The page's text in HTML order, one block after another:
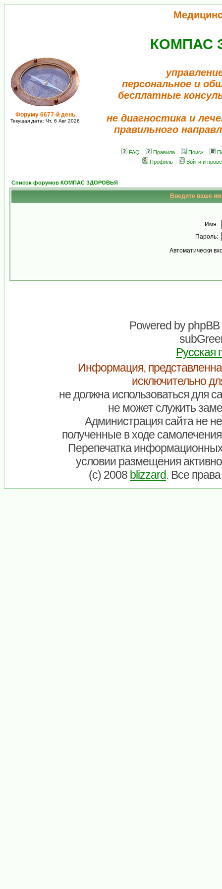
Форуму 6677-й день
Текущая дата: Чт, 6 Авг 2026
КОМПАС
персональное и
бесплатные
не диагностика и
правильного
FAQ Правила Поиск
Профиль
Войти и
Список форумов КОМПАС ЗДОРОВЬЯ
Введите ваше
Имя:
Пароль:
Автоматически
Powered byphpBB
Русская
Информация,
исключительно
не должна использоваться для
не может служить
Администрация сайта не
полученные в ходе
Перепечатка
условии размещения
(c) 2008 blizzard. Все